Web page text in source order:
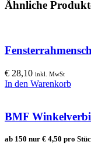
Ähnliche
€ 28,10 inkl. MwSt
In den Warenkorb
BMF
ab 150 nur € 4,50 pro